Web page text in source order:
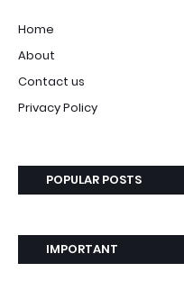
Home
About
Contact us
Privacy Policy
POPULAR POSTS
IMPORTANT